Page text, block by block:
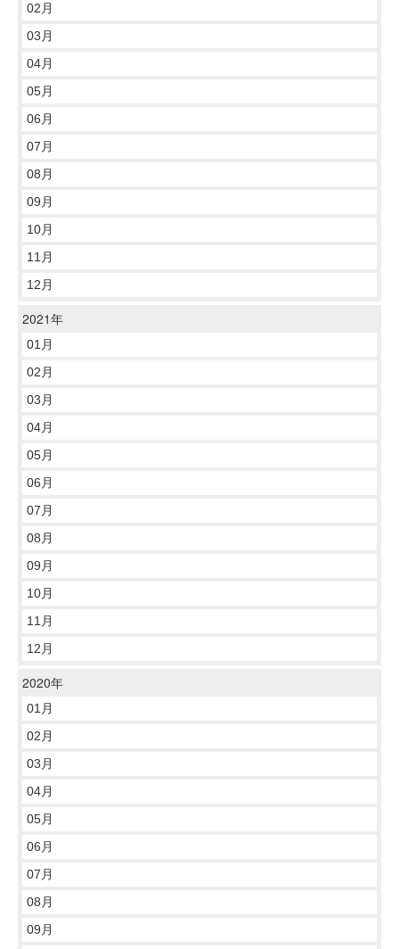
02月
03月
04月
05月
06月
07月
08月
09月
10月
11月
12月
2021年
01月
02月
03月
04月
05月
06月
07月
08月
09月
10月
11月
12月
2020年
01月
02月
03月
04月
05月
06月
07月
08月
09月